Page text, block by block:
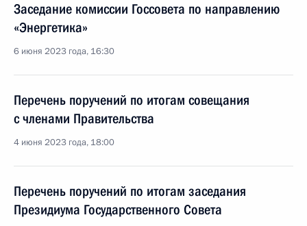
Заседание комиссии Госсовета по направлению
«Энергетика»
6 июня 2023 года, 16:30
Перечень поручений по итогам совещания
с членами Правительства
4 июня 2023 года, 18:00
Перечень поручений по итогам заседания
Президиума Государственного Совета